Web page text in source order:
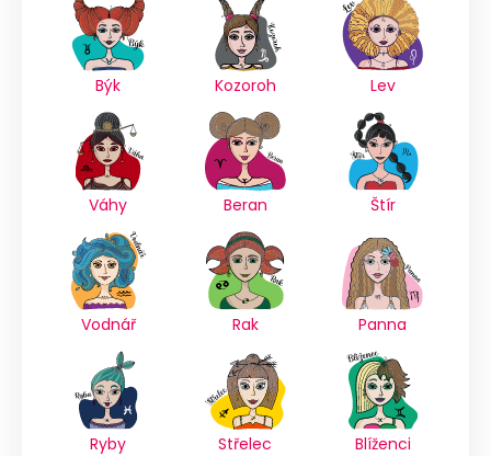
Býk Kozoroh Lev
Váhy Beran Štír
Vodnář Rak Panna
Ryby Střelec Blíženci